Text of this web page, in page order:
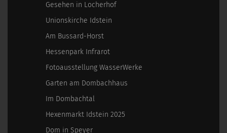
Gesehen in Locherhof
Unionskirche Idstein
Am Bussard-Horst
Hessenpark Infrarot
Fotoausstellung WasserWerke
Garten am Dombachhaus
Im Dombachtal
Hexenmarkt Idstein 2025
Dom in Speyer